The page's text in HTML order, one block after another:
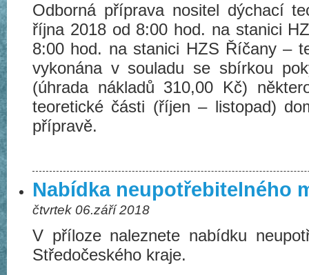
Odborná příprava nositel dýchací
října 2018 od 8:00 hod. na stanici
8:00 hod. na stanici HZS Říčany –
vykonána v souladu se sbírkou
(úhrada nákladů 310,00 Kč)
teoretické části (říjen – listopad)
přípravě.
Nabídka neupotřebitelného
čtvrtek 06.září 2018
V příloze naleznete nabídku
Středočeského kraje.